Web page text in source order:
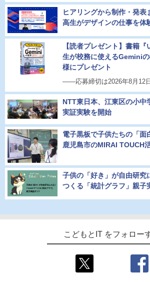
ヒアリングから制作・発表
高生がデザインの仕事を体
【読者プレゼント】書籍
生が校務に使えるGemini
様にプレゼント
――応募締切は2026年8月12
NTT東日本、江東区の小中
実証実験を開始
電子黒板で子供たちの「面
鹿児島市のMIRAI TOUCH
子供の「好き」が自由研
つくる「統計グラフ」親子
こどもとIT をフォロー